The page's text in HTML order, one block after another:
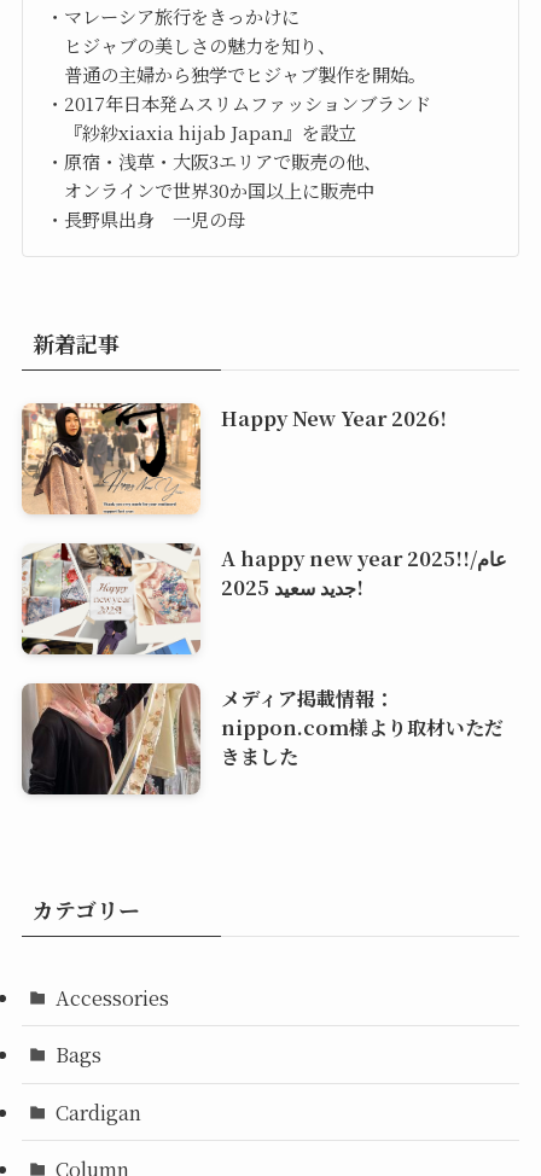
・マレーシア旅行をきっかけに
ヒジャブの美しさの魅力を知り、
普通の主婦から独学でヒジャブ製作を開始。
・2017年日本発ムスリムファッションブランド
『紗紗xiaxia hijab Japan』を設立
・原宿・浅草・大阪3エリアで販売の他、
オンラインで世界30か国以上に販売中
・長野県出身 一児の母
新着記事
Happy New Year 2026!
A happy new year 2025!!/عام
جديد سعيد 2025!
メディア掲載情報：
nippon.com様より取材いただ
きました
カテゴリー
Accessories
Bags
Cardigan
Column